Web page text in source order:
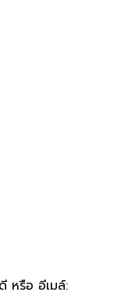
หรือ อีเมล์: